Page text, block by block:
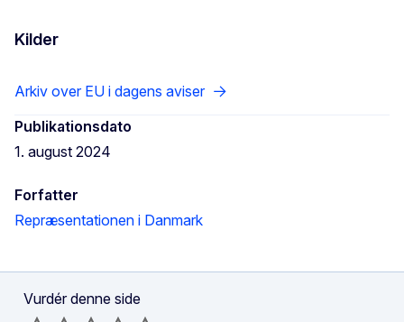
Kilder
Arkiv over EU i dagens aviser
Publikationsdato
1. august 2024
Forfatter
Repræsentationen i Danmark
Vurdér denne side